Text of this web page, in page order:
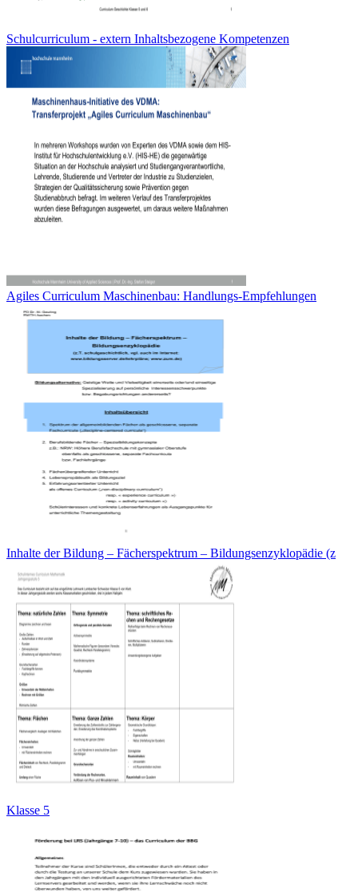
Schulcurriculum - extern Inhaltsbezogene Kompetenzen
Agiles Curriculum Maschinenbau: Handlungs-Empfehlungen
Inhalte der Bildung – Fächerspektrum – Bildungsenzyklopädie (z
Klasse 5